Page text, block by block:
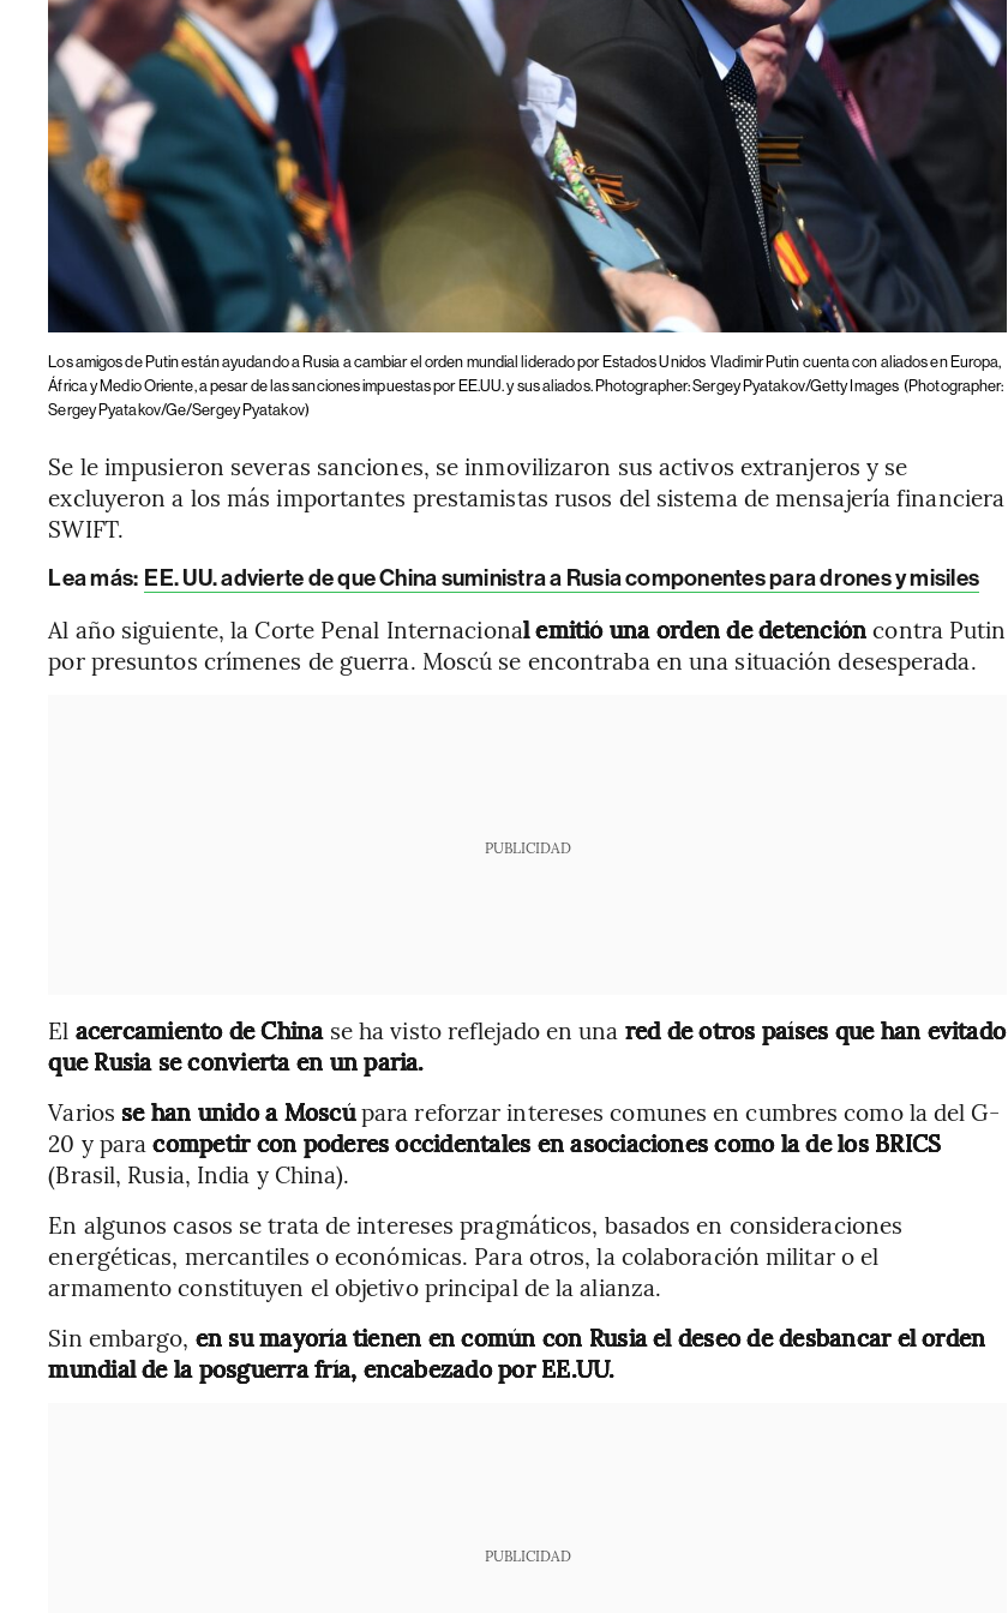
Los amigos de Putin están ayudando a Rusia a cambiar el orden mundial liderado por Estados Unidos Vladimir Putin cuenta con aliados en Europa,
África y Medio Oriente, a pesar de las sanciones impuestas por EE.UU. y sus aliados. Photographer: Sergey Pyatakov/Getty Images (Photographer:
Sergey Pyatakov/Ge/Sergey Pyatakov)
Se le impusieron severas sanciones, se inmovilizaron sus activos extranjeros y se
excluyeron a los más importantes prestamistas rusos del sistema de mensajería financiera
SWIFT.
Lea más: EE. UU. advierte de que China suministra a Rusia componentes para drones y misiles
Al año siguiente, la Corte Penal Internacional emitió una orden de detencióncontra Putin
por presuntos crímenes de guerra. Moscú se encontraba en una situación desesperada.
PUBLICIDAD
El acercamiento de Chinase ha visto reflejado en una red de otros países que han evitado
que Rusia se convierta en un paria.
Varios se han unido a Moscúpara reforzar intereses comunes en cumbres como la del G-
20 y para competir con poderes occidentales en asociaciones como la de los BRICS
(Brasil, Rusia, India y China).
En algunos casos se trata de intereses pragmáticos, basados en consideraciones
energéticas, mercantiles o económicas. Para otros, la colaboración militar o el
armamento constituyen el objetivo principal de la alianza.
Sin embargo, en su mayoría tienen en común con Rusia el deseo de desbancar el orden
mundial de la posguerra fría, encabezado por EE.UU.
PUBLICIDAD